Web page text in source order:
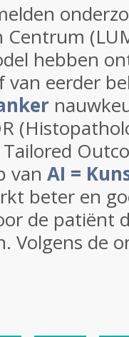
o
Centrum
hebben
van eerder
van AI =
beter en
de patiënt
Volgens de